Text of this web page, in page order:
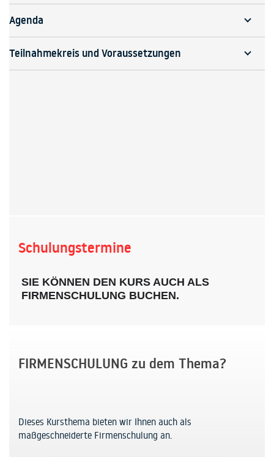
Agenda
Teilnahmekreis und Voraussetzungen
Schulungstermine
SIE KÖNNEN DEN KURS AUCH ALS
FIRMENSCHULUNG BUCHEN.
FIRMENSCHULUNG zu dem Thema?
Dieses Kursthema bieten wir Ihnen auch als
maßgeschneiderte Firmenschulung an.